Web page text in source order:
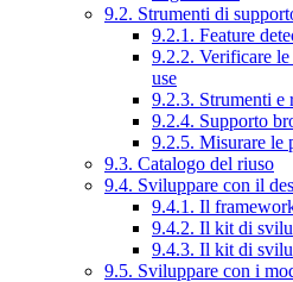
9.2. Strumenti di
9.2.1. Feature
9.2.2. Verificare
use
9.2.3. Strumenti e
9.2.4. Supporto
9.2.5. Misurare le
9.3. Catalogo del riuso
9.4. Sviluppare con il
9.4.1. Il
9.4.2. Il kit di
9.4.3. Il kit di
9.5. Sviluppare con i